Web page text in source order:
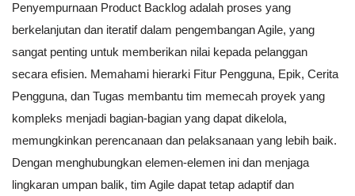
Penyempurnaan Product Backlog adalah proses yang
berkelanjutan dan iteratif dalam pengembangan Agile, yang
sangat penting untuk memberikan nilai kepada pelanggan
secara efisien. Memahami hierarki Fitur Pengguna, Epik, Cerita
Pengguna, dan Tugas membantu tim memecah proyek yang
kompleks menjadi bagian-bagian yang dapat dikelola,
memungkinkan perencanaan dan pelaksanaan yang lebih baik.
Dengan menghubungkan elemen-elemen ini dan menjaga
lingkaran umpan balik, tim Agile dapat tetap adaptif dan